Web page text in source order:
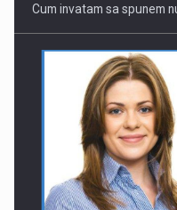
Cum invatam sa spunem